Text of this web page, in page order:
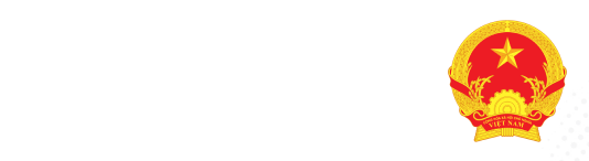
Phát triển kinh tế nhà nước trong kỷ nguyên mới
Chiến dịch 500 ngày đêm tìm kiếm, quy tập và xác định danh tính hài cốt liệt sĩ